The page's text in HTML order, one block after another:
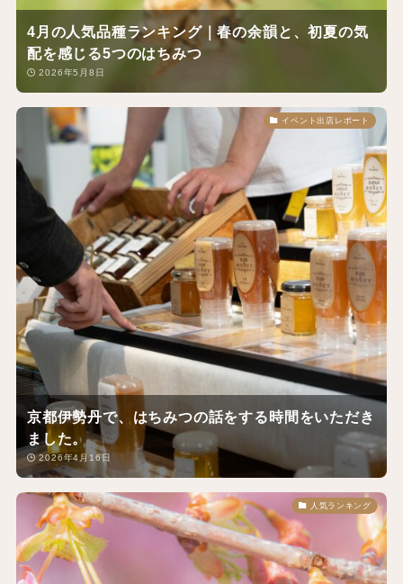
4月の人気品種ランキング｜春の余韻と、初夏の気
配を感じる5つのはちみつ
2026年5月8日
イベント出店レポート
京都伊勢丹で、はちみつの話をする時間をいただき
ました。
2026年4月16日
人気ランキング